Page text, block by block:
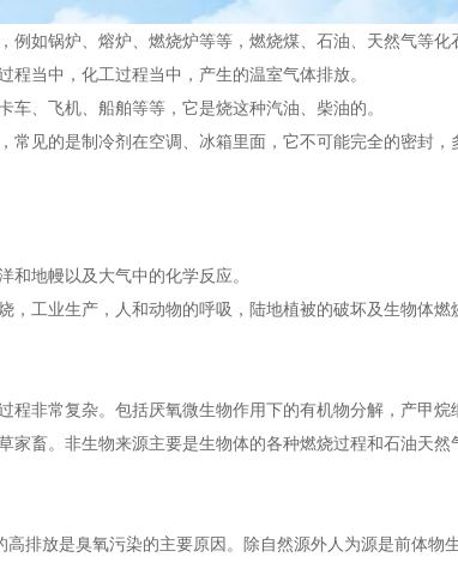
如锅炉、熔炉、燃烧炉等等，燃烧煤、石油、天然气等化
当中，化工过程当中，产生的温室气体排放。
、飞机、船舶等等，它是烧这种汽油、柴油的。
见的是制冷剂在空调、冰箱里面，它不可能完全的密封
地幔以及大气中的化学反应。
工业生产，人和动物的呼吸，陆地植被的破坏及生物体
非常复杂。包括厌氧微生物作用下的有机物分解，产甲烷
畜。非生物来源主要是生物体的各种燃烧过程和石油天
排放是臭氧污染的主要原因。除自然源外人为源是前体物